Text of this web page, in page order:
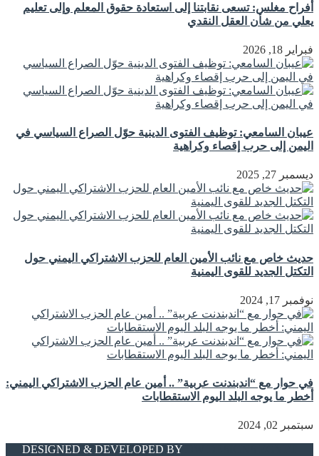
أفراح مغلس: تسعى نقابتنا إلى استعادة حقوق المعلم وإلى تعليم
يعلي من شأن العقل النقدي
فبراير 18, 2026
عيبان السامعي: توظيف الفتوى الدينية حوّل الصراع السياسي في
اليمن إلى حرب إقصاء وكراهية
ديسمبر 27, 2025
حديث خاص مع نائب الأمين العام للحزب الاشتراكي اليمني حول
التكتل الجديد للقوى اليمنية
نوفمبر 17, 2024
في حوار مع “اندبندنت عربية” .. أمين عام الحزب الاشتراكي اليمني:
أخطر ما يوجه البلد اليوم الاستقطابات
سبتمبر 02, 2024
DESIGNED & DEVELOPED BY